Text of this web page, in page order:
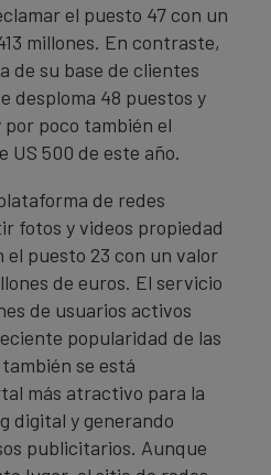
el puesto 47 con un
millones. En contraste,
de su base de clientes
desploma 48 puestos y
poco también el
US 500 de este año.
de redes
fotos y videos propiedad
el puesto 23 con un valor
de euros. El servicio
de usuarios activos
popularidad de las
se está
más atractivo para la
digital y generando
publicitarios. Aunque